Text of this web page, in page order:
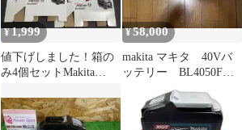
¥1,999
値下げしました！箱の
み4個セットMakita
¥58,000
makita マキタ 40Vバ
ッテリー BL4050F